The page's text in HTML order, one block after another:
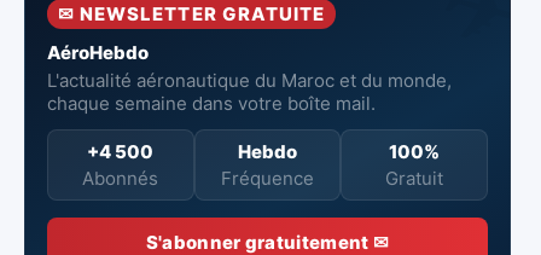
aériennes.
✉ NEWSLETTER GRATUITE
AéroHebdo
L'actualité aéronautique du Maroc et du monde,
chaque semaine dans votre boîte mail.
+4 500
Abonnés
Hebdo
Fréquence
100%
Gratuit
S'abonner gratuitement ✉